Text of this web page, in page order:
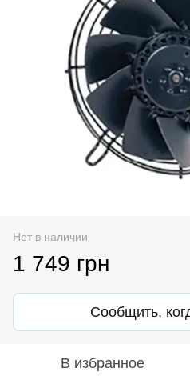
Нет в наличии
1 749 грн
Сообщить,
В избранное